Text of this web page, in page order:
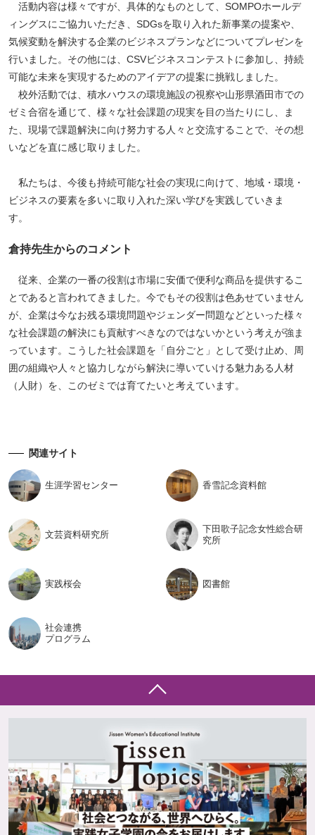
活動内容は様々ですが、具体的なものとして、SOMPOホールデ
ィングスにご協力いただき、SDGsを取り入れた新事業の提案や、
気候変動を解決する企業のビジネスプランなどについてプレゼンを
行いました。その他には、CSVビジネスコンテストに参加し、持続
可能な未来を実現するためのアイデアの提案に挑戦しました。
校外活動では、積水ハウスの環境施設の視察や山形県酒田市での
ゼミ合宿を通じて、様々な社会課題の現実を目の当たりにし、ま
た、現場で課題解決に向け努力する人々と交流することで、その想
いなどを直に感じ取りました。
私たちは、今後も持続可能な社会の実現に向けて、地域・環境・
ビジネスの要素を多いに取り入れた深い学びを実践していきま
す。
倉持先生からのコメント
従来、企業の一番の役割は市場に安価で便利な商品を提供するこ
とであると言われてきました。今でもその役割は色あせていません
が、企業は今なお残る環境問題やジェンダー問題などといった様々
な社会課題の解決にも貢献すべきなのではないかという考えが強ま
っています。こうした社会課題を「自分ごと」として受け止め、周
囲の組織や人々と協力しながら解決に導いていける魅力ある人材
（人財）を、このゼミでは育てたいと考えています。
関連サイト
生涯学習センター 香雪記念資料館
文芸資料研究所
下田歌子記念女性総合研
究所
実践桜会 図書館
社会連携
プログラム
ッ